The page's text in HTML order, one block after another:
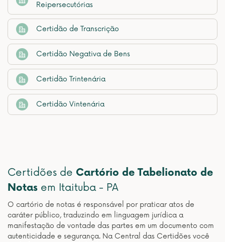
Reipersecutórias
Certidão de Transcrição
Certidão Negativa de Bens
Certidão Trintenária
Certidão Vintenária
Certidões de Cartório de Tabelionato de
Notas em Itaituba - PA
O cartório de notas é responsável por praticar atos de
caráter público, traduzindo em linguagem jurídica a
manifestação de vontade das partes em um documento com
autenticidade e segurança. Na Central das Certidões você